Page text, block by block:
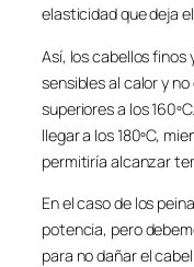
elasticidad que deja
Así, los cabellos finos
sensibles al calor y
superiores a los
llegar a los 180ºC,
permitiría alcanzar
En el caso de los
potencia, pero
para no dañar el